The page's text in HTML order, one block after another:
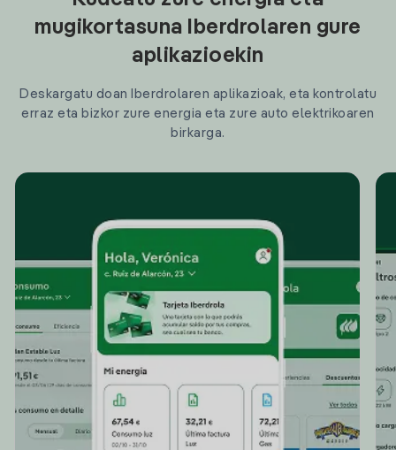
mugikortasuna Iberdrolaren gure
aplikazioekin
Deskargatu doan Iberdrolaren aplikazioak, eta kontrolatu
erraz eta bizkor zure energia eta zure auto elektrikoaren
birkarga.